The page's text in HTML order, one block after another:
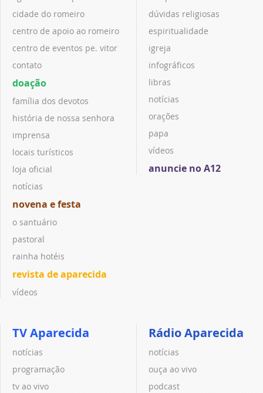
cidade do romeiro
centro de apoio ao romeiro
centro de eventos pe. vitor
contato
doação
família dos devotos
história de nossa senhora
imprensa
locais turísticos
loja oficial
notícias
novena e festa
o santuário
pastoral
rainha hotéis
revista de aparecida
vídeos
dúvidas religiosas
espiritualidade
igreja
infográficos
libras
notícias
orações
papa
vídeos
anuncie no A12
TV Aparecida
notícias
programação
tv ao vivo
Rádio Aparecida
notícias
ouça ao vivo
podcast